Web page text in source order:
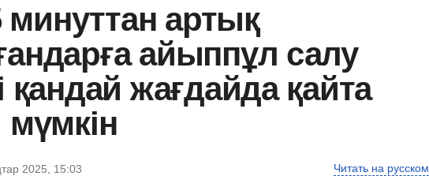
минуттан артық
айыппұл салу
қандай жағдайда қайта
2025, 15:03 Читать на русском